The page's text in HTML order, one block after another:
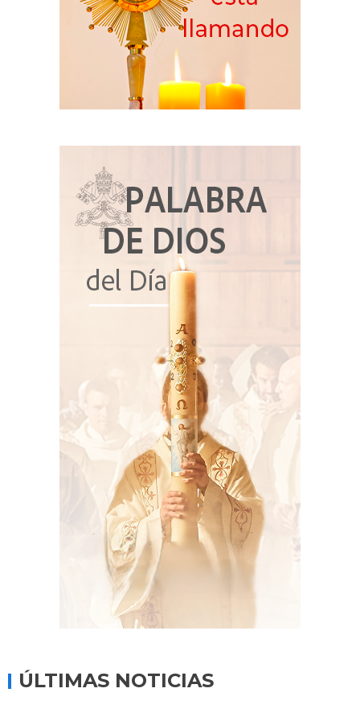
ÚLTIMAS NOTICIAS